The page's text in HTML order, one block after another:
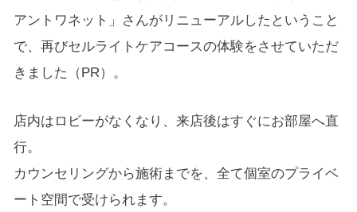
アントワネット」さんがリニューアルしたということ
で、再びセルライトケアコースの体験をさせていただ
きました（PR）。
店内はロビーがなくなり、来店後はすぐにお部屋へ直
行。
カウンセリングから施術までを、全て個室のプライベ
ート空間で受けられます。